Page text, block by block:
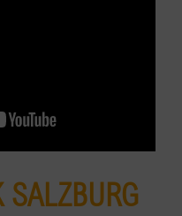
SALZBURG